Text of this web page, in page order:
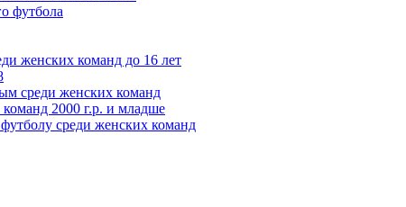
футбола
женских команд до 16 лет
среди женских команд
2000 г.р. и младше
среди женских команд